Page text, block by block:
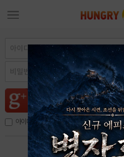
아이디, 이메일 저장
아이디 / 비밀번호 찾기